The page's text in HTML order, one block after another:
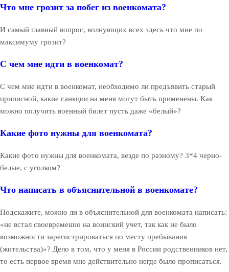
Что мне грозит за побег из военкомата?
И самый главный вопрос, волнующих всех здесь что мне по
максимуму грозит?
С чем мне идти в военкомат?
С чем мне идти в военкомат, необходимо ли предъявить старый
приписной, какие санкции на меня могут быть применены. Как
можно получить военный билет пусть даже «белый»?
Какие фото нужны для военкомата?
Какие фото нужны для военкомата, везде по разному? 3*4 черно-
белые, с уголком?
Что написать в объяснительной в военкомате?
Подскажите, можно ли в объяснительной для военкомата написать:
«не встал своевременно на воинский учет, так как не было
возможности зарегистрироваться по месту пребывания
(жительства)»? Дело в том, что у меня в России родственников нет,
то есть первое время мне действительно негде было прописаться.